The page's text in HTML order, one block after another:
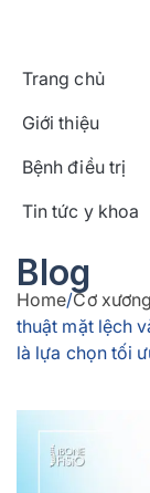
Trang chủ
Giới thiệu
Bệnh điều trị
Tin tức y khoa
Blog
Home/Cơ
thuật mặt lệch
là lựa chọn tối